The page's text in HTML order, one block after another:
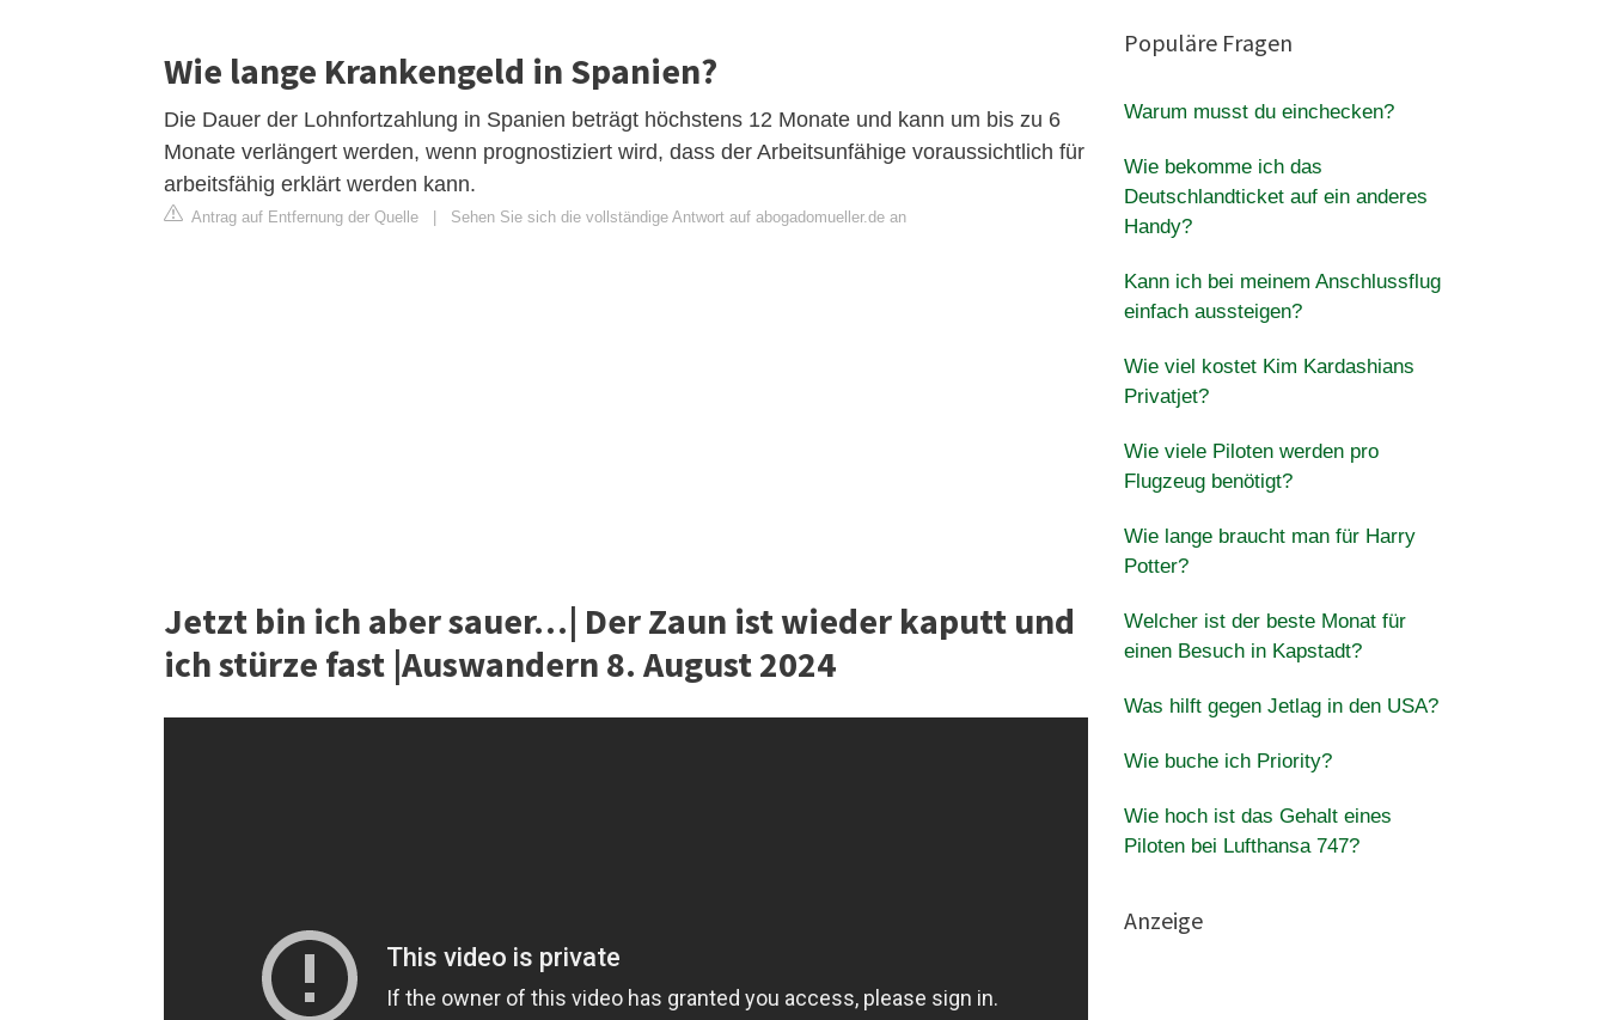
Wie lange Krankengeld in Spanien?
Die Dauer der Lohnfortzahlung in Spanien beträgt höchstens 12 Monate und kann um bis zu 6
Monate verlängert werden, wenn prognostiziert wird, dass der Arbeitsunfähige voraussichtlich für
arbeitsfähig erklärt werden kann.
Antrag auf Entfernung der Quelle Sehen Sie sich die vollständige Antwort auf abogadomueller.de an
Jetzt bin ich aber sauer…| Der Zaun ist wieder kaputt und
ich stürze fast |Auswandern 8. August 2024
Populäre Fragen
Warum musst du einchecken?
Wie bekomme ich das
Deutschlandticket auf ein anderes
Handy?
Kann ich bei meinem Anschlussflug
einfach aussteigen?
Wie viel kostet Kim Kardashians
Privatjet?
Wie viele Piloten werden pro
Flugzeug benötigt?
Wie lange braucht man für Harry
Potter?
Welcher ist der beste Monat für
einen Besuch in Kapstadt?
Was hilft gegen Jetlag in den USA?
Wie buche ich Priority?
Wie hoch ist das Gehalt eines
Piloten bei Lufthansa 747?
Anzeige